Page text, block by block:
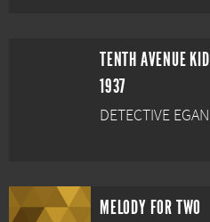
TENTH AVENUE KID
1937
DETECTIVE EGAN
MELODY FOR TWO